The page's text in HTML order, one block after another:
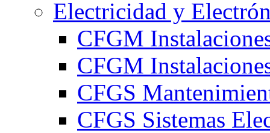
Electricidad y
CFGM
CFGM
CFGS
CFGS Sistemas